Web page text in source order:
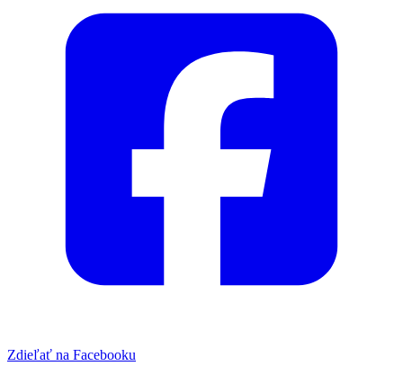
Zdieľať na Facebooku